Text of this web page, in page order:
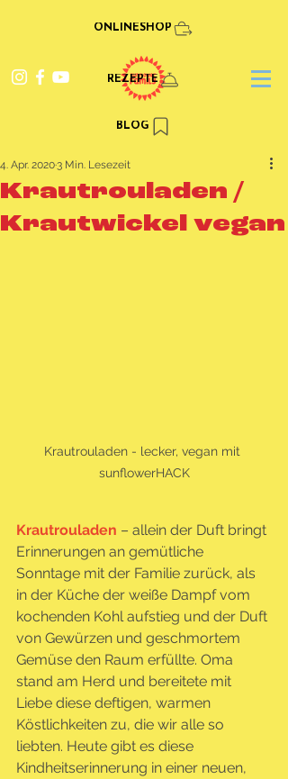
REZEPTE
BLOG
ONLINESHOP
Krautrouladen /
Krautwickel vegan
4. Apr. 20203 Min. Lesezeit
Krautrouladen - lecker, vegan mit
sunflowerHACK
Krautrouladen – allein der Duft bringt
Erinnerungen an gemütliche
Sonntage mit der Familie zurück, als
in der Küche der weiße Dampf vom
kochenden Kohl aufstieg und der Duft
von Gewürzen und geschmortem
Gemüse den Raum erfüllte. Oma
stand am Herd und bereitete mit
Liebe diese deftigen, warmen
Köstlichkeiten zu, die wir alle so
liebten. Heute gibt es diese
Kindheitserinnerung in einer neuen,